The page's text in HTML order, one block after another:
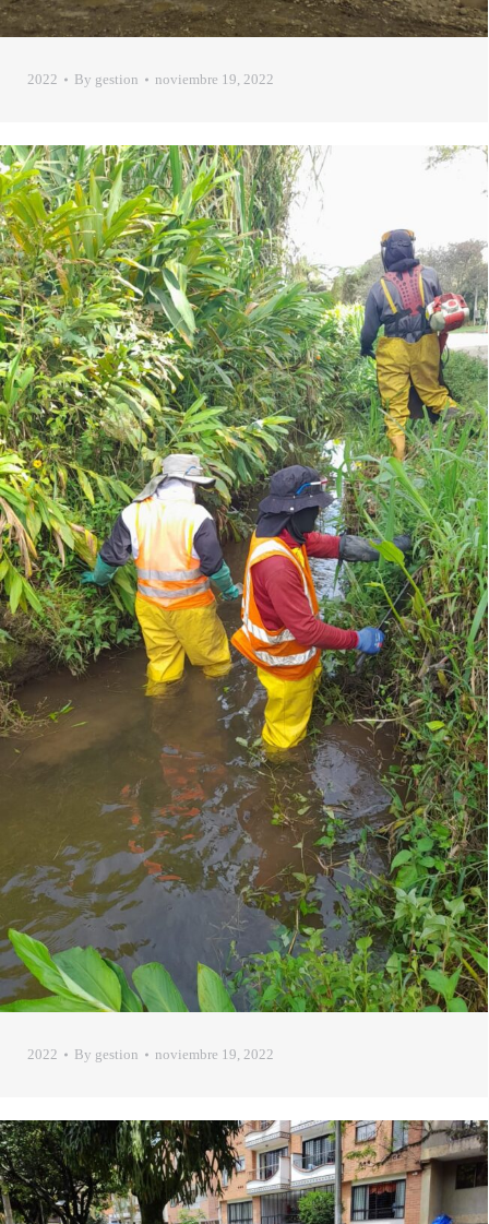
2022 By gestion noviembre 19, 2022
2022 By gestion noviembre 19, 2022